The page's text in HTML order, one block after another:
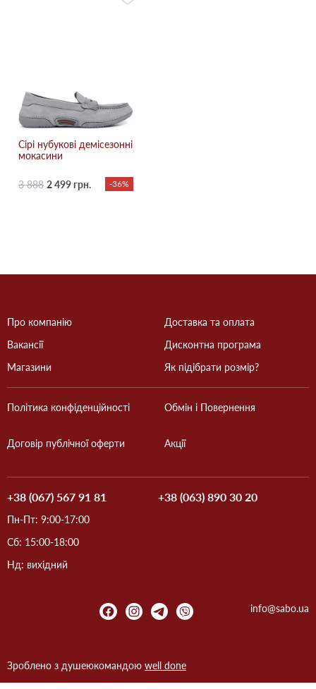
Сірі нубукові демісезонні
мокасини
3 888 2 499 грн. -36%
Про компанію
Вакансії
Магазини
Доставка та оплата
Дисконтна програма
Як підібрати розмір?
Політика конфіденційності
Договір публічної оферти
Обмін і Повернення
Акції
+38 (067) 567 91 81 +38 (063) 890 30 20
Пн-Пт: 9:00-17:00
Сб: 15:00-18:00
Нд: вихідний
info@sabo.ua
Зроблено з душеюкомандою well done